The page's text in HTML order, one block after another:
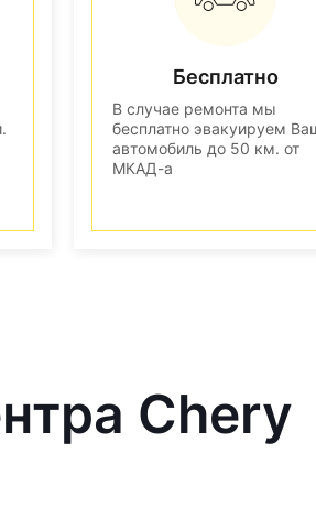
Бесплатно
В случае ремонта мы
бесплатно эвакуируем
автомобиль до 50 км. от
МКАД-а
Chery